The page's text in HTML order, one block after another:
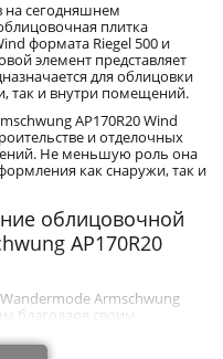
сегодняшнем
плитка
формата Riegel 500 и
элемент представляет
для облицовки
так и внутри помещений.
AP170R20 Wind
и отделочных
Не меньшую роль она
как снаружи, так и
облицовочной
AP170R20
Armschwung
благодаря своим
воздействия и влияния